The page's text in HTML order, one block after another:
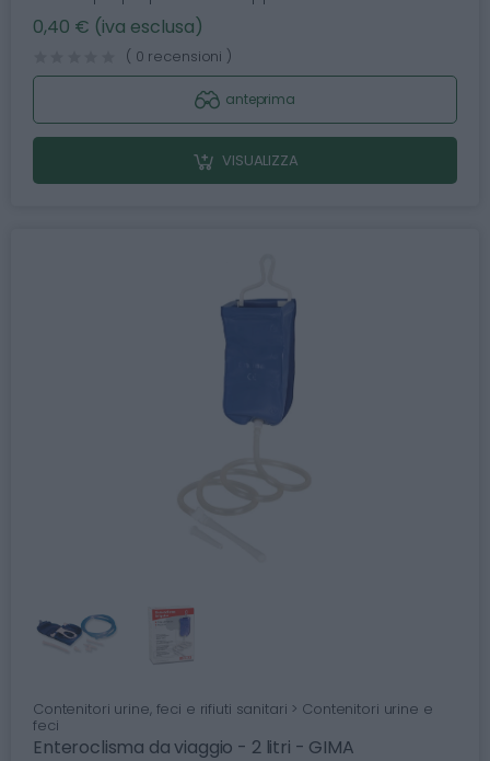
0,40 € (iva esclusa)
( 0 recensioni )
anteprima
VISUALIZZA
Contenitori urine, feci e rifiuti sanitari > Contenitori urine e
feci
Enteroclisma da viaggio - 2 litri - GIMA